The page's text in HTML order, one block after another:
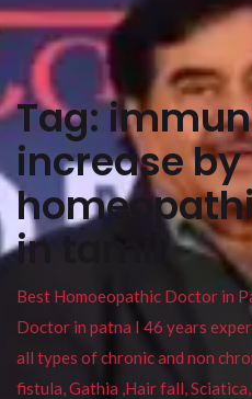
Tag:
increase by
in tamil
Best Homoeopathic Doctor in
Doctor in patna I 46 years
all types of chronic and non
fistula, Gathia ,Hair fall,